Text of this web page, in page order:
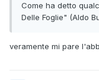
Come ha detto
Delle Foglie" (Aldo
veramente mi pare